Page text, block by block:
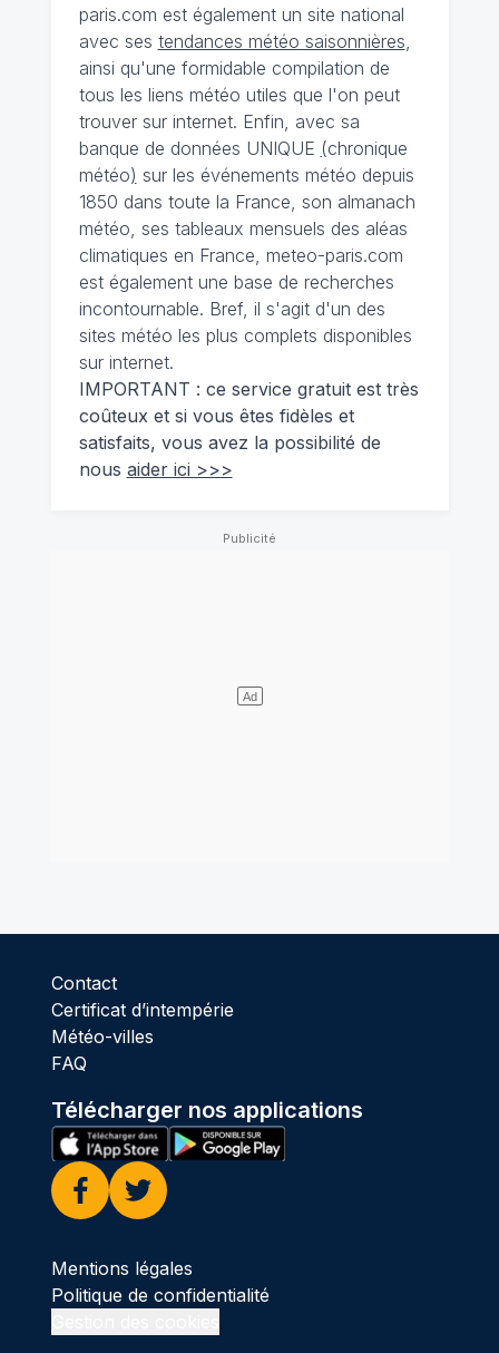
paris.com est également un site national
avec ses tendances météo saisonnières,
ainsi qu'une formidable compilation de
tous les liens météo utiles que l'on peut
trouver sur internet. Enfin, avec sa
banque de données UNIQUE (chronique
météo) sur les événements météo depuis
1850 dans toute la France, son almanach
météo, ses tableaux mensuels des aléas
climatiques en France, meteo-paris.com
est également une base de recherches
incontournable. Bref, il s'agit d'un des
sites météo les plus complets disponibles
sur internet.
IMPORTANT : ce service gratuit est très
coûteux et si vous êtes fidèles et
satisfaits, vous avez la possibilité de
nous aider ici >>>
Contact
Certificat d’intempérie
Météo-villes
FAQ
Télécharger nos applications
Facebook
Twitter
Mentions légales
Politique de confidentialité